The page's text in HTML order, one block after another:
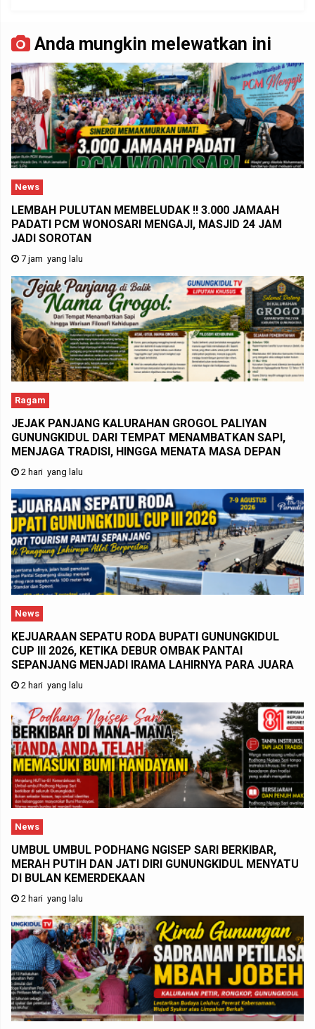
Anda mungkin melewatkan ini
News
LEMBAH PULUTAN MEMBELUDAK !! 3.000 JAMAAH
PADATI PCM WONOSARI MENGAJI, MASJID 24 JAM
JADI SOROTAN
7 jam yang lalu
Ragam
JEJAK PANJANG KALURAHAN GROGOL PALIYAN
GUNUNGKIDUL DARI TEMPAT MENAMBATKAN SAPI,
MENJAGA TRADISI, HINGGA MENATA MASA DEPAN
2 hari yang lalu
News
KEJUARAAN SEPATU RODA BUPATI GUNUNGKIDUL
CUP III 2026, KETIKA DEBUR OMBAK PANTAI
SEPANJANG MENJADI IRAMA LAHIRNYA PARA JUARA
2 hari yang lalu
News
UMBUL UMBUL PODHANG NGISEP SARI BERKIBAR,
MERAH PUTIH DAN JATI DIRI GUNUNGKIDUL MENYATU
DI BULAN KEMERDEKAAN
2 hari yang lalu